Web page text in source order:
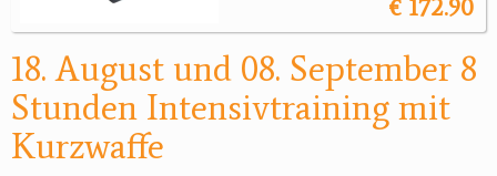
Bücher, Videos
Antikes
Geschenke
€ 172.90
18. August und 08. September 8
Stunden Intensivtraining mit
Kurzwaffe